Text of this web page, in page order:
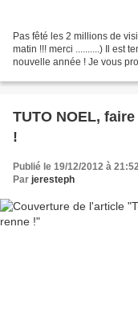
Pas fêté les 2 millions de
matin !!! merci ..........) Il est
nouvelle année ! Je vous
TUTO NOEL,
!
Publié le 19/12/2012 à
Par jeresteph